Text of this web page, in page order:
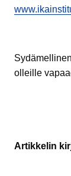
olleille
Artikkelin